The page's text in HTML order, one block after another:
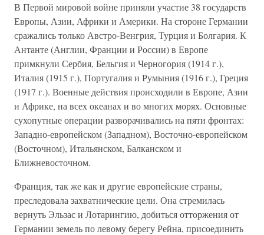
В Первой мировой войне приняли участие 38 государств
Европы, Азии, Африки и Америки. На стороне Германии
сражались только Австро-Венгрия, Турция и Болгария. К
Антанте (Англии, Франции и России) в Европе
примкнули Сербия, Бельгия и Черногория (1914 г.),
Италия (1915 г.), Португалия и Румыния (1916 г.), Греция
(1917 г.). Военные действия происходили в Европе, Азии
и Африке, на всех океанах и во многих морях. Основные
сухопутные операции разворачивались на пяти фронтах:
Западно-европейском (Западном), Восточно-европейском
(Восточном), Итальянском, Балканском и
Ближневосточном.
Франция, так же как и другие европейские страны,
преследовала захватнические цели. Она стремилась
вернуть Эльзас и Лотарингию, добиться отторжения от
Германии земель по левому берегу Рейна, присоединить